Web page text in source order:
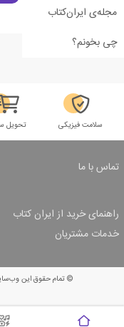
مجله‌ی ایران‌کتاب
چی بخونم؟
سلامت فیزیکی تحویل
تماس با ما
راهنمای خرید از ایران کتاب
ثبت سفارش
شرایط ارسال سفارش
شیوه پرداخت
تخفیف‌های خرید
خدمات مشتریان
© تمام حقوق این